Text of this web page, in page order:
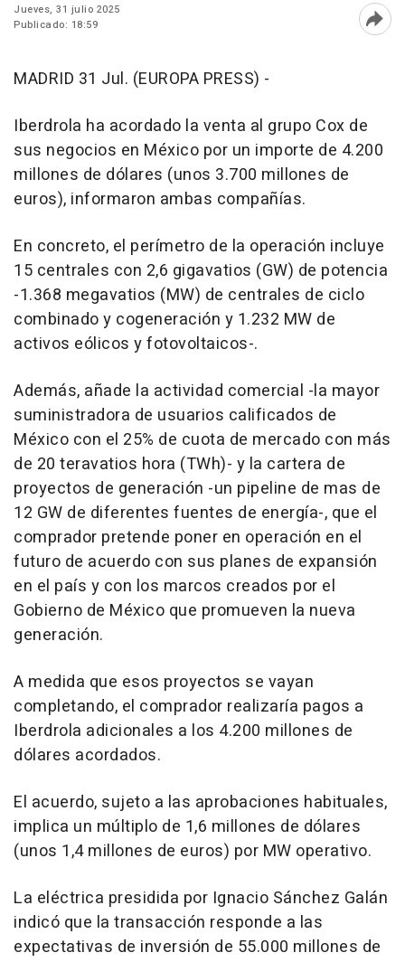
Jueves, 31 julio 2025
Publicado: 18:59
MADRID 31 Jul. (EUROPA PRESS) -
Iberdrola ha acordado la venta al grupo Cox de
sus negocios en México por un importe de 4.200
millones de dólares (unos 3.700 millones de
euros), informaron ambas compañías.
En concreto, el perímetro de la operación incluye
15 centrales con 2,6 gigavatios (GW) de potencia
-1.368 megavatios (MW) de centrales de ciclo
combinado y cogeneración y 1.232 MW de
activos eólicos y fotovoltaicos-.
Además, añade la actividad comercial -la mayor
suministradora de usuarios calificados de
México con el 25% de cuota de mercado con más
de 20 teravatios hora (TWh)- y la cartera de
proyectos de generación -un pipeline de mas de
12 GW de diferentes fuentes de energía-, que el
comprador pretende poner en operación en el
futuro de acuerdo con sus planes de expansión
en el país y con los marcos creados por el
Gobierno de México que promueven la nueva
generación.
A medida que esos proyectos se vayan
completando, el comprador realizaría pagos a
Iberdrola adicionales a los 4.200 millones de
dólares acordados.
El acuerdo, sujeto a las aprobaciones habituales,
implica un múltiplo de 1,6 millones de dólares
(unos 1,4 millones de euros) por MW operativo.
La eléctrica presidida por Ignacio Sánchez Galán
indicó que la transacción responde a las
expectativas de inversión de 55.000 millones de